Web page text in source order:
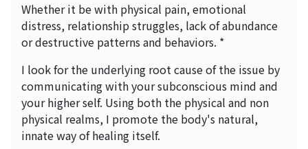
Whether it be with physical pain, emotional
distress, relationship struggles, lack of abundance
or destructive patterns and behaviors. *
I look for the underlying root cause of the issue by
communicating with your subconscious mind and
your higher self. Using both the physical and non
physical realms, I promote the body's natural,
innate way of healing itself.